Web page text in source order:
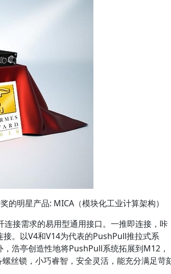
的明星产品: MICA（模块化工业计算架构）
接需求的易用型通用接口。一推即连接，咔
。以V4和V14为代表的PushPull推拉式系
浩亭创造性地将PushPull系统拓展到M12，
丝锁，小巧睿智，安全灵活，能充分满足苛